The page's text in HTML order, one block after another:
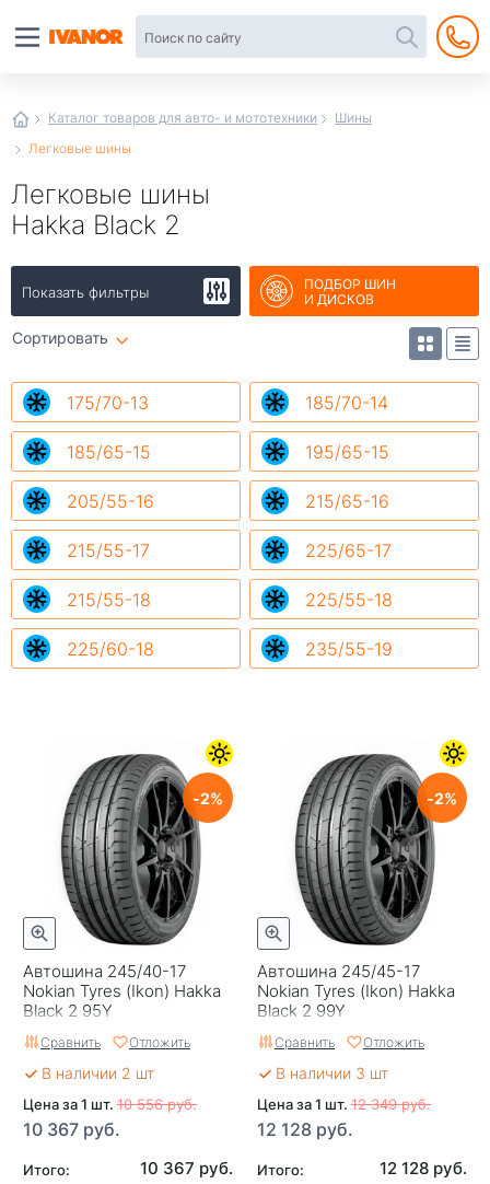
Каталог товаров для авто- и мототехники
Шины
Легковые шины
Легковые шины
Hakka Black 2
Показать фильтры
ПОДБОР ШИН
И ДИСКОВ
Сортировать
175/70-13 185/70-14
185/65-15 195/65-15
205/55-16 215/65-16
215/55-17 225/65-17
215/55-18 225/55-18
225/60-18 235/55-19
Автошина 245/40-17
Nokian Tyres (Ikon) Hakka
Black 2 95Y
2
Сравнить Отложить
В наличии 2 шт
Цена за 1 шт. 10 556 руб.
10 367 руб.
Итого: 10 367 руб.
Автошина 245/45-17
Nokian Tyres (Ikon) Hakka
Black 2 99Y
2
Сравнить Отложить
В наличии 3 шт
Цена за 1 шт. 12 349 руб.
12 128 руб.
Итого: 12 128 руб.
интернет-